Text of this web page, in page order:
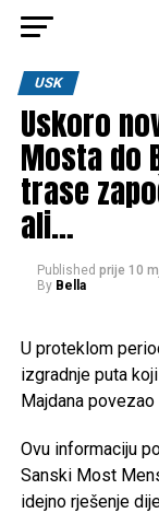
USK
Uskoro
Mosta do
trase
ali…
Published prije 10
By Bella
U proteklom
izgradnje puta
Majdana povezao
Ovu informaciju
Sanski Most
idejno rješenje